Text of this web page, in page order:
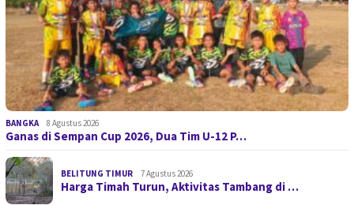
BANGKA 8 Agustus 2026
Ganas di Sempan Cup 2026, Dua Tim U-12 P…
BELITUNG TIMUR 7 Agustus 2026
Harga Timah Turun, Aktivitas Tambang di …